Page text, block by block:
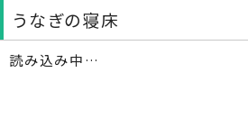
うなぎの寝床
読み込み中…